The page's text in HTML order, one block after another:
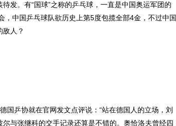
。有“国球”之称的乒乓球，一直是中国奥运军团的
中国乒乓球队欲历史上第5度包揽全部4金，不过中国
敌人？
乒协就在官网发文点评说：“站在德国人的立场，刘
与张继科的交手记录还算是不错的。奥恰洛夫曾经四